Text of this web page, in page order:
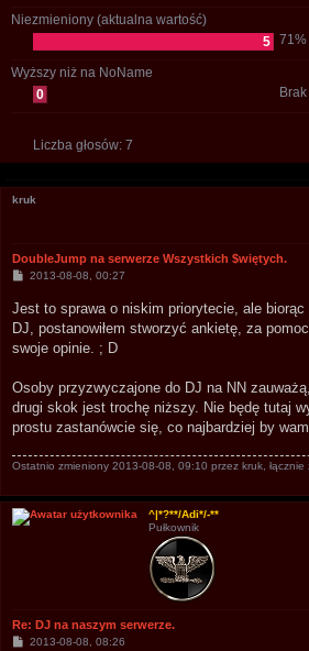
Niezmieniony (aktualna wartość)
5 71%
Wyższy niż na NoName
0
Brak
Liczba głosów: 7
kruk
DoubleJump na serwerze Wszystkich $więtych.
P
t
2013-08-08, 00:27
Jest to sprawa o niskim priorytecie, ale
DJ, postanowiłem stworzyć ankietę, za
swoje opinie. ; D
Osoby przyzwyczajone do DJ na NN
drugi skok jest trochę niższy. Nie będę tutaj
prostu zastanówcie się, co najbardziej by wam
Ostatnio zmieniony 2013-08-08, 09:10 przez kruk ,
^|*?**/Adi*/-**
Pułkownik
Re: DJ na naszym serwerze.
P2013-08-08, 08:26